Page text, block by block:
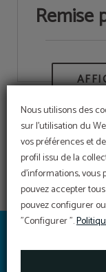
Nous utilisons des
sur l'utilisation du
vos préférences et
profil issu de la
d'informations, vous
pouvez accepter
pouvez configurer
"Configurer ".
Remise
YIT VÍA SEVILLA